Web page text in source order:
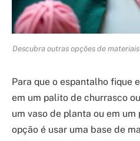
Descubra outras opções de
Para que o espantalho fique
em um palito de churrasco
um vaso de planta ou em
opção é usar uma base de